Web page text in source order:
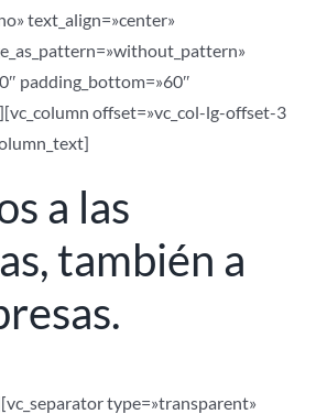
text_align=»center»
padding_bottom=»60″
offset=»vc_col-lg-offset-3
a las
también a
type=»transparent»